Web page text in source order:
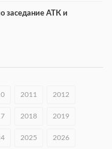
заседание АТК и
120Р»
2011 2012
2018 2019
2025 2026